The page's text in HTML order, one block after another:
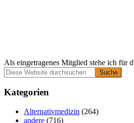
Als eingetragenes Mitglied stehe ich für
Primäre
Seitenleiste
Diese
Website
durchsuchen
Kategorien
Alternativmedizin (264)
andere (716)